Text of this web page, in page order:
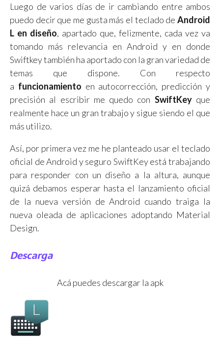
Luego de varios días de ir cambiando entre ambos
puedo decir que me gusta más el teclado de Android
L en diseño, apartado que, felizmente, cada vez va
tomando más relevancia en Android y en donde
Swiftkey también ha aportado con la gran variedad de
temas que dispone. Con respecto
a funcionamiento en autocorrección, predicción y
precisión al escribir me quedo con SwiftKeyque
realmente hace un gran trabajo y sigue siendo el que
más utilizo.
Así, por primera vez me he planteado usar el teclado
oficial de Android y seguro SwiftKey está trabajando
para responder con un diseño a la altura, aunque
quizá debamos esperar hasta el lanzamiento oficial
de la nueva versión de Android cuando traiga la
nueva oleada de aplicaciones adoptando Material
Design.
Descarga
Acá puedes descargar la apk